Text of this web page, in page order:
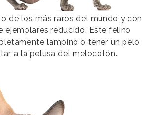
de los más raros del mundo y con
ejemplares reducido. Este felino
lampiño o tener un pelo
a la pelusa del melocotón.